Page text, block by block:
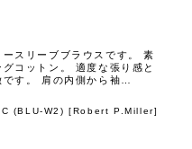
スリーブブラウスです。 素
コットン。 適度な張り感と
す。 肩の内側から袖…
(BLU-W2) [Robert P.Miller]